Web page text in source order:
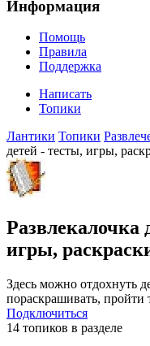
Информация
Помощь
Правила
Поддержка
Написать
Топики
Лантики Топики
детей - тесты, игры,
Развлекалочка
игры,
Здесь можно отдохнуть
пораскрашивать, пройти
Подключиться
14 топиков в разделе